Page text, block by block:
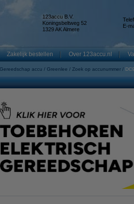
123accu B.V.
Koningsbeltweg 52
1329 AK Almere
E-
Zakelijk bestellen Over 123accu.nl
Gereedschap accu Greenlee Zoek op accunummer